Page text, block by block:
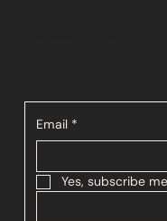
Email *
Yes, subscribe